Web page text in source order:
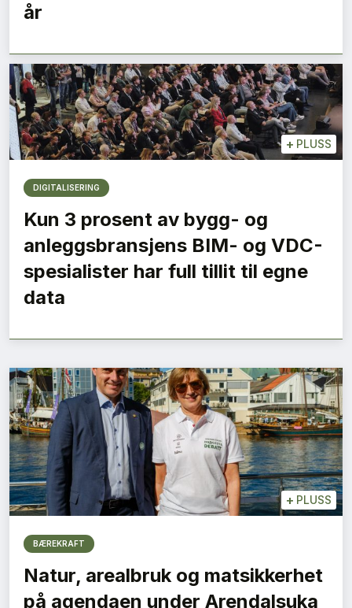
år
+ PLUSS
DIGITALISERING
Kun 3 prosent av bygg- og
anleggsbransjens BIM- og VDC-
spesialister har full tillit til egne
data
+ PLUSS
BÆREKRAFT
Natur, arealbruk og matsikkerhet
på agendaen under Arendalsuka